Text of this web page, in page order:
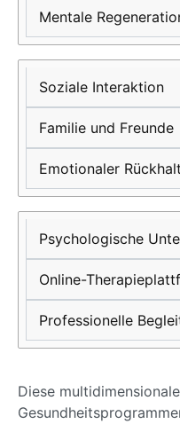
Mentale
Soziale Interaktion
Familie und Freunde
Emotionaler
Psychologische
Online-
Professionelle
Diese